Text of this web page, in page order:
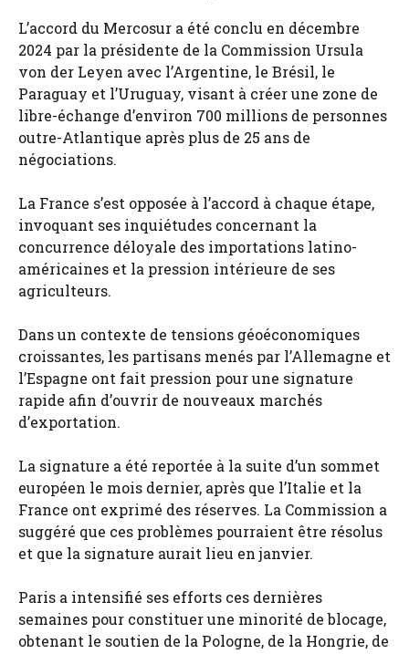
L’accord du Mercosur a été conclu en décembre
2024 par la présidente de la Commission Ursula
von der Leyen avec l’Argentine, le Brésil, le
Paraguay et l’Uruguay, visant à créer une zone de
libre-échange d’environ 700 millions de personnes
outre-Atlantique après plus de 25 ans de
négociations.
La France s’est opposée à l’accord à chaque étape,
invoquant ses inquiétudes concernant la
concurrence déloyale des importations latino-
américaines et la pression intérieure de ses
agriculteurs.
Dans un contexte de tensions géoéconomiques
croissantes, les partisans menés par l’Allemagne et
l’Espagne ont fait pression pour une signature
rapide afin d’ouvrir de nouveaux marchés
d’exportation.
La signature a été reportée à la suite d’un sommet
européen le mois dernier, après que l’Italie et la
France ont exprimé des réserves. La Commission a
suggéré que ces problèmes pourraient être résolus
et que la signature aurait lieu en janvier.
Paris a intensifié ses efforts ces dernières
semaines pour constituer une minorité de blocage,
obtenant le soutien de la Pologne, de la Hongrie, de